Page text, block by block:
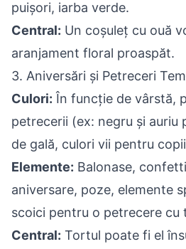
puișori, iarba verde.
Central: Un coșuleț cu ouă
aranjament floral proaspăt.
3. Aniversări și Petreceri
Culori: În funcție de vârstă,
petrecerii (ex: negru și auriu
de gală, culori vii pentru
Elemente: Balonase,
aniversare, poze, elemente
scoici pentru o petrecere cu
Central: Tortul poate fi el